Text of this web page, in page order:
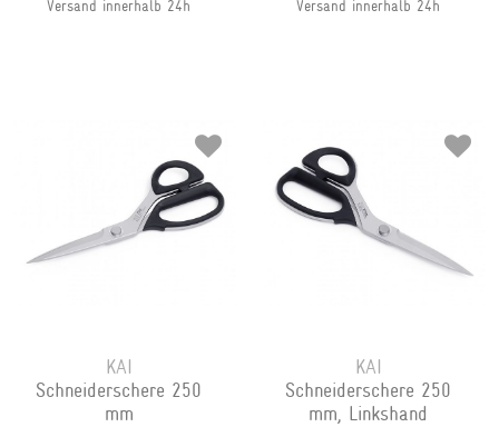
Versand innerhalb 24h Versand innerhalb 24h
KAI
Schneiderschere 250
mm
KAI
Schneiderschere 250
mm, Linkshand